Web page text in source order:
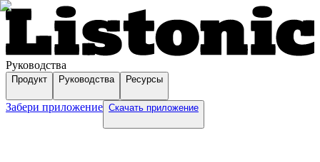
Руководства
Продукт Руководства Ресурсы
Забери приложение Скачать приложение